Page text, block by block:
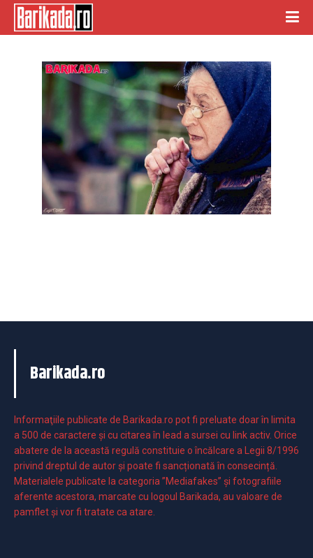
Barikada.ro
Informaţiile publicate de Barikada.ro pot fi preluate doar în limita
a 500 de caractere şi cu citarea în lead a sursei cu link activ. Orice
abatere de la această regulă constituie o încălcare a Legii 8/1996
privind dreptul de autor și poate fi sancționată în consecință.
Materialele publicate la categoria ”Mediafakes” și fotografiile
aferente acestora, marcate cu logoul Barikada, au valoare de
pamflet și vor fi tratate ca atare.